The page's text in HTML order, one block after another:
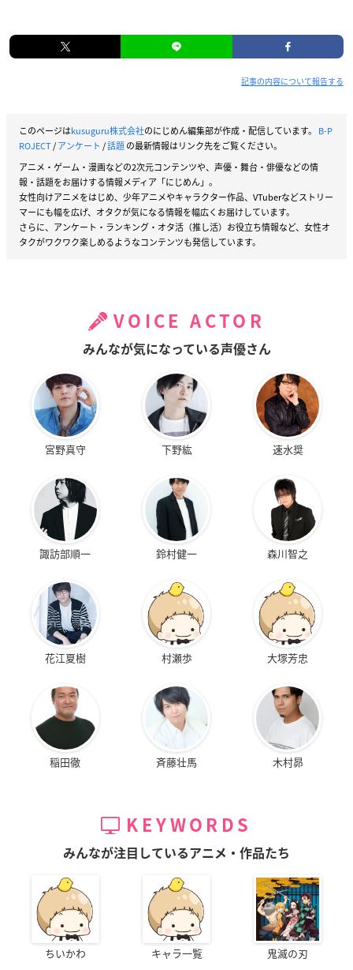
記事の内容について報告する
このページはkusuguru株式会社のにじめん編集部が作成・配信しています。 B-P
ROJECT/アンケート /話題の最新情報はリンク先をご覧ください。
アニメ・ゲーム・漫画などの2次元コンテンツや、声優・舞台・俳優などの情
報・話題をお届けする情報メディア「にじめん」。
女性向けアニメをはじめ、少年アニメやキャラクター作品、VTuberなどストリー
マーにも幅を広げ、オタクが気になる情報を幅広くお届けしています。
さらに、アンケート・ランキング・オタ活（推し活）お役立ち情報など、女性オ
タクがワクワク楽しめるようなコンテンツも発信しています。
VOICE ACTOR
みんなが気になっている声優さん
宮野真守 下野紘 速水奨
諏訪部順一 鈴村健一 森川智之
花江夏樹 村瀬歩 大塚芳忠
稲田徹 斉藤壮馬 木村昴
KEYWORDS
みんなが注目しているアニメ・作品たち
ちいかわ キャラ一覧 鬼滅の刃